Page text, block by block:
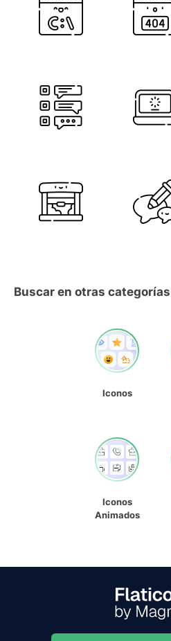
Buscar en otras categorías
Iconos
Iconos
Animados